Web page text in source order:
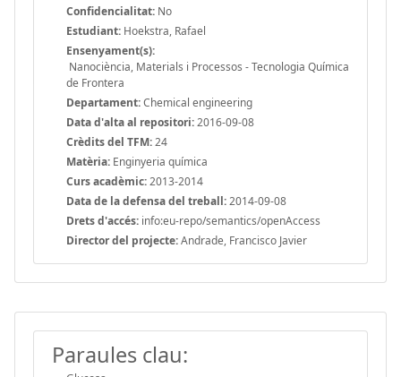
Confidencialitat: No
Estudiant: Hoekstra, Rafael
Ensenyament(s):
Nanociència, Materials i Processos - Tecnologia Química
de Frontera
Departament:Chemical engineering
Data d'alta al repositori:2016-09-08
Crèdits del TFM:24
Matèria: Enginyeria química
Curs acadèmic:2013-2014
Data de la defensa del treball:2014-09-08
Drets d'accés: info:eu-repo/semantics/openAccess
Director del projecte:Andrade, Francisco Javier
Paraules clau: